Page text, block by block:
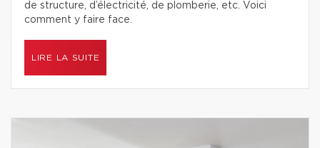
de structure, d’électricité, de plomberie, etc. Voici
comment y faire face.
LIRE LA SUITE